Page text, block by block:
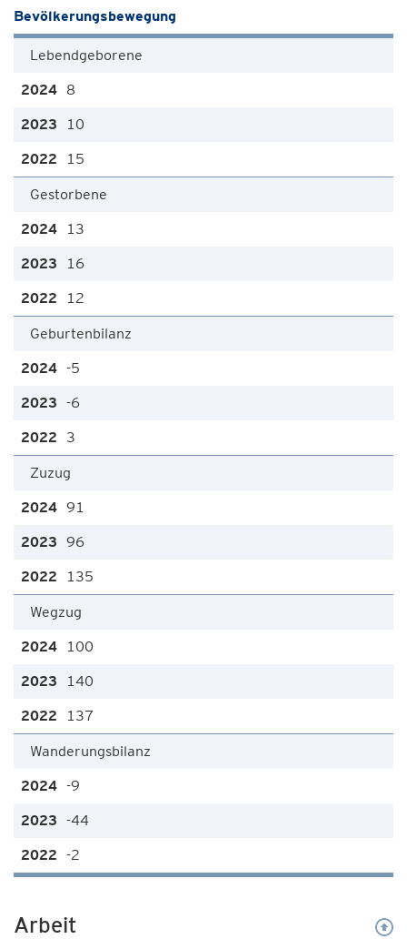
Bevölkerungsbewegung
Lebendgeborene
8
10
15
Gestorbene
13
16
12
Geburtenbilanz
-5
-6
3
Zuzug
91
96
135
Wegzug
100
140
137
Wanderungsbilanz
-9
-44
-2
Arbeit